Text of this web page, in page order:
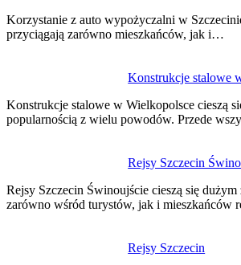
Korzystanie z auto wypożyczalni w
przyciągają zarówno mieszkańców, jak i…
Konstrukcje stalowe
Konstrukcje stalowe w Wielkopolsce cieszą
popularnością z wielu powodów. Przede
Rejsy Szczecin
Rejsy Szczecin Świnoujście cieszą się dużym
zarówno wśród turystów, jak i mieszkańców
Rejsy Szczecin